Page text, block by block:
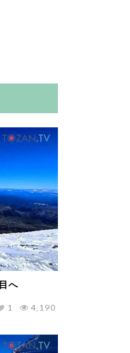
へ
4,190
1